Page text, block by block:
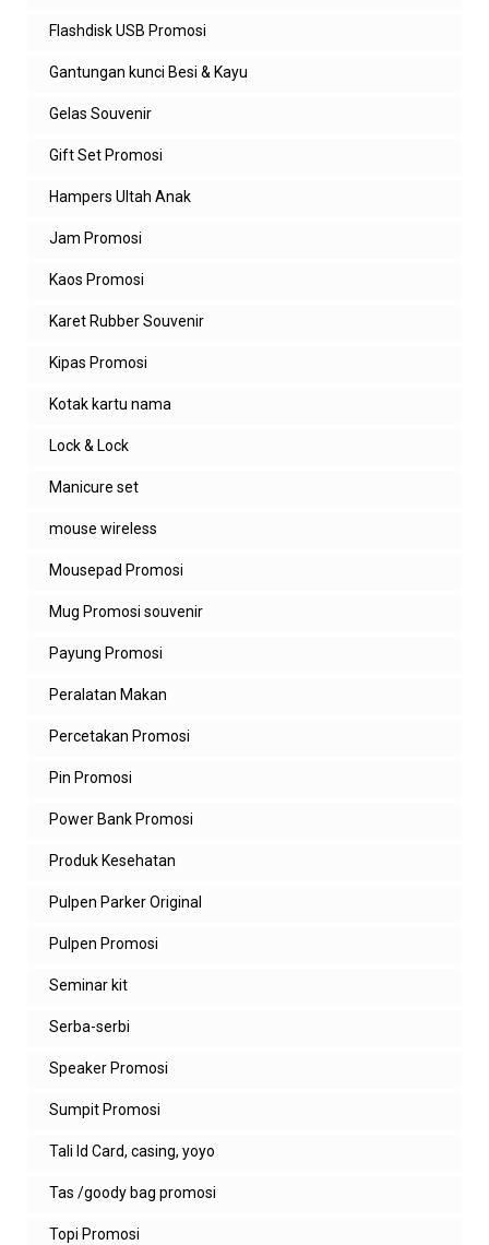
Flashdisk USB Promosi
Gantungan kunci Besi & Kayu
Gelas Souvenir
Gift Set Promosi
Hampers Ultah Anak
Jam Promosi
Kaos Promosi
Karet Rubber Souvenir
Kipas Promosi
Kotak kartu nama
Lock & Lock
Manicure set
mouse wireless
Mousepad Promosi
Mug Promosi souvenir
Payung Promosi
Peralatan Makan
Percetakan Promosi
Pin Promosi
Power Bank Promosi
Produk Kesehatan
Pulpen Parker Original
Pulpen Promosi
Seminar kit
Serba-serbi
Speaker Promosi
Sumpit Promosi
Tali Id Card, casing, yoyo
Tas /goody bag promosi
Topi Promosi